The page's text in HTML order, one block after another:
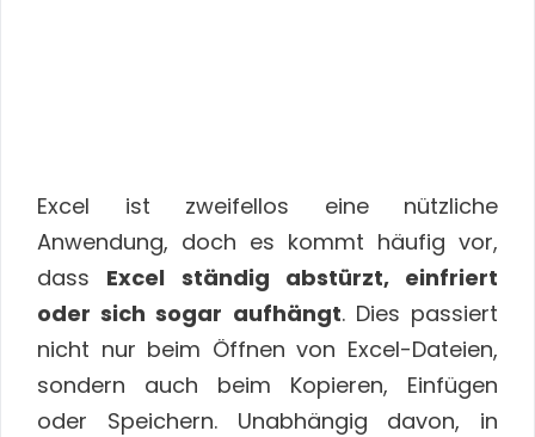
Excel ist zweifellos eine nützliche
Anwendung, doch es kommt häufig vor,
dass Excel ständig abstürzt, einfriert
oder sich sogar aufhängt. Dies passiert
nicht nur beim Öffnen von Excel-Dateien,
sondern auch beim Kopieren, Einfügen
oder Speichern. Unabhängig davon, in